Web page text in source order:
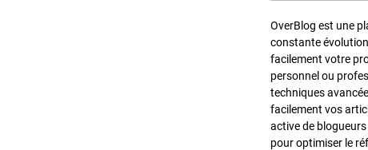
OverBlog est une
constante
facilement votre
personnel ou
techniques
facilement vos
active de
pour optimiser le